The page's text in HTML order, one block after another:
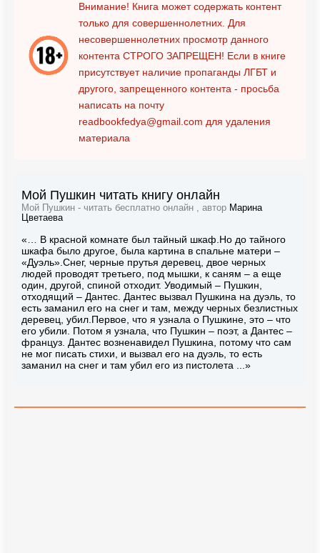
Внимание! Книга может содержать контент
только для совершеннолетних. Для
несовершеннолетних просмотр данного
контента СТРОГО ЗАПРЕЩЕН! Если в книге
присутствует наличие пропаганды ЛГБТ и
другого, запрещенного контента - просьба
написать на почту
readbookfedya@gmail.com для удаления
материала
Мой Пушкин читать книгу онлайн
Мой Пушкин - читать бесплатно онлайн , автор Марина
Цветаева
«… В красной комнате был тайный шкаф.Но до тайного
шкафа было другое, была картина в спальне матери –
«Дуэль».Снег, черные прутья деревец, двое черных
людей проводят третьего, под мышки, к саням – а еще
один, другой, спиной отходит. Уводимый – Пушкин,
отходящий – Дантес. Дантес вызвал Пушкина на дуэль, то
есть заманил его на снег и там, между черных безлистных
деревец, убил.Первое, что я узнала о Пушкине, это – что
его убили. Потом я узнала, что Пушкин – поэт, а Дантес –
француз. Дантес возненавидел Пушкина, потому что сам
не мог писать стихи, и вызвал его на дуэль, то есть
заманил на снег и там убил его из пистолета ...»